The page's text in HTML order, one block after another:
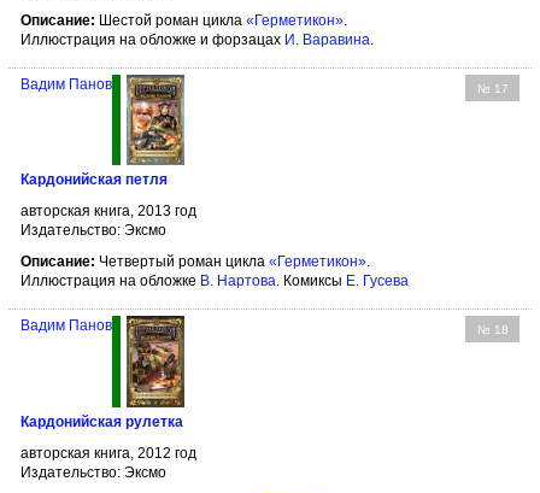
Описание: Шестой роман цикла «Герметикон».
Иллюстрация на обложке и форзацах И. Варавина.
№ 17
Вадим Панов
Кардонийская петля
авторская книга, 2013 год
Издательство: Эксмо
Описание: Четвертый роман цикла «Герметикон».
Иллюстрация на обложке В. Нартова. Комиксы Е. Гусева
№ 18
Вадим Панов
Кардонийская рулетка
авторская книга, 2012 год
Издательство: Эксмо